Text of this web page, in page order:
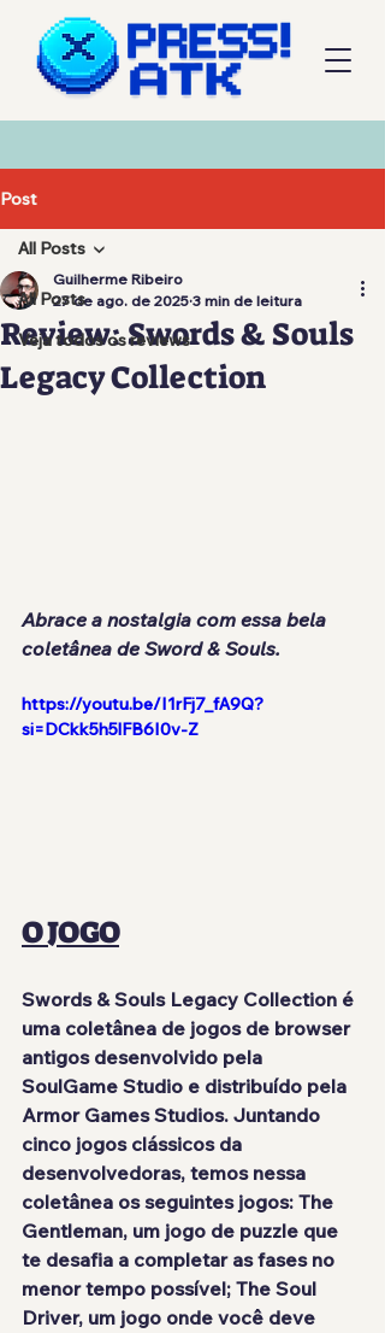
Post
All Posts
Veja todos os reviews
All Posts
Review: Swords & Souls
Legacy Collection
Guilherme Ribeiro
27 de ago. de 2025 3 min de leitura
Abrace a nostalgia com essa bela
coletânea de Sword & Souls.
https://youtu.be/I1rFj7_fA9Q?
si=DCkk5h5lFB6I0v-Z
O JOGO
Swords & Souls Legacy Collection é
uma coletânea de jogos de browser
antigos desenvolvido pela
SoulGame Studio e distribuído pela
Armor Games Studios. Juntando
cinco jogos clássicos da
desenvolvedoras, temos nessa
coletânea os seguintes jogos: The
Gentleman, um jogo de puzzle que
te desafia a completar as fases no
menor tempo possível; The Soul
Driver, um jogo onde você deve